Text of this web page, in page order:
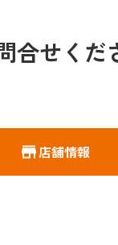
合せくだ
店舗情報